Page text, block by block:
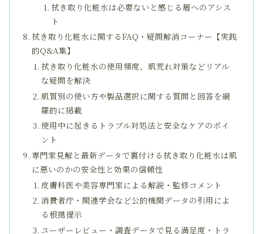
拭き取り化粧水は必要ないと感じる層へのアシス
ト
拭き取り化粧水に関するFAQ・疑問解消コーナー【実践
的Q&A集】
拭き取り化粧水の使用頻度、肌荒れ対策などリアル
な疑問を解決
肌質別の使い方や製品選択に関する質問と回答を網
羅的に掲載
使用中に起きるトラブル対処法と安全なケアのポイ
ント
専門家見解と最新データで裏付ける拭き取り化粧水は肌
に悪いのかの安全性と効果の信頼性
皮膚科医や美容専門家による解説・監修コメント
消費者庁・関連学会など公的機関データの引用によ
る根拠提示
ユーザーレビュー・調査データで見る満足度・トラ